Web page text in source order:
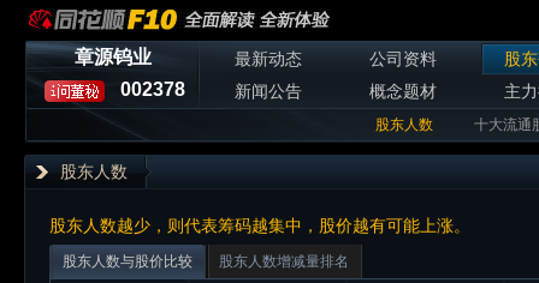
章源钨业
002378
最新动态 公司资料
股
新闻公告
概念题材 主
股东人数 十大流通
股东人数
股东人数越少，则代表筹码越集中，股价越有可能上涨。
股东人数与股价比较
股东人数增减量排名